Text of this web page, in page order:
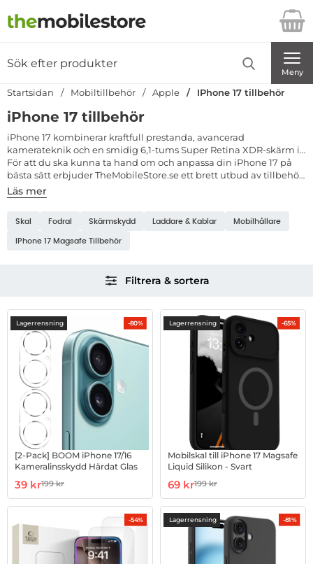
Startsidan för Danira Telecom AB
Meny
Startsidan Mobiltillbehör Apple IPhone 17 tillbehör
iPhone 17 tillbehör
Läs mer
iPhone 17 kombinerar kraftfull prestanda, avancerad
kamerateknik och en smidig 6,1-tums Super Retina XDR-skärm i
ett elegant och lätt format. Med det nya A18 Bionic-chippet,
förbättrad energieffektivitet och stöd för MagSafe är iPhone 17
både ett designmässigt och tekniskt lyft i Apples iPhone-serie.
För att du ska kunna ta hand om och anpassa din iPhone 17 på
bästa sätt erbjuder TheMobileStore.se ett brett utbud av tillbehör
– från skal, fodral, och skärmskydd till laddare, kablar, bilhållare
och MagSafe-kompatibla tillbehör. Alla produkter är noggrant
kompatibilitet med din nya mobil.
Underkategorier
Skal Fodral Skärmskydd Laddare & Kablar Mobilhållare
IPhone 17 Magsafe Tillbehör
Filtrera & sortera
Filtrera & sortera
produktlista
Lagerrensning -80%
[2-Pack] BOOM iPhone 17/16
Kameralinsskydd Härdat Glas
Art. nr 1003025451
rea pris
39 krtidigare pris
199 kr
Lagerrensning -65%
Mobilskal till iPhone 17 Magsafe
Liquid Silikon - Svart
Art. nr 1003254769
rea pris
69 krtidigare pris
199 kr
-54% Lagerrensning -81%